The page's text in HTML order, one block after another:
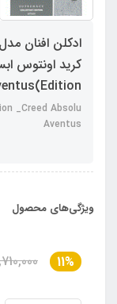
ادکلن افنان
Edition)Creed Absolu Aventus
_Creed Absolu
Aventus
ویژگی‌های محصول
11%